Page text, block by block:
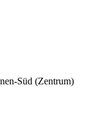
Süd (Zentrum)